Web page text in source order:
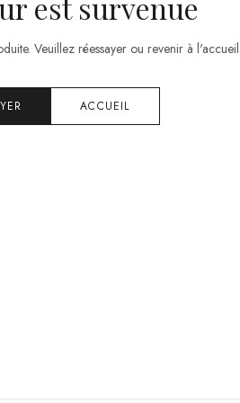
Veuillez réessayer ou revenir à l'accueil.
ACCUEIL